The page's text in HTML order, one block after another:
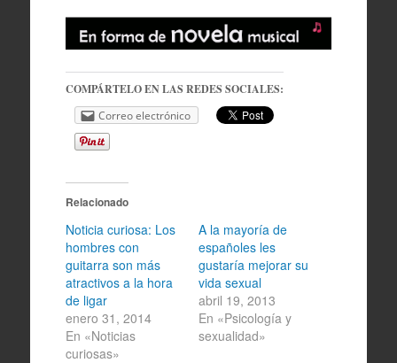
COMPÁRTELO EN LAS REDES SOCIALES:
Correo electrónico
Relacionado
Noticia curiosa: Los
hombres con
guitarra son más
atractivos a la hora
de ligar
enero 31, 2014
En «Noticias
curiosas»
A la mayoría de
españoles les
gustaría mejorar su
vida sexual
abril 19, 2013
En «Psicología y
sexualidad»